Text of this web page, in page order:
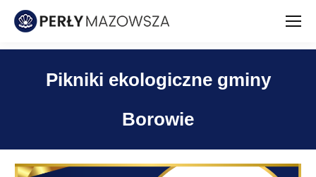
Pikniki ekologiczne gminy
Borowie